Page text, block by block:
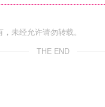
未经允许请勿转载。
THE END